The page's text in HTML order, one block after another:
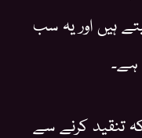
ہیں اور یہ سب
ہے۔
تنقید کرنے سے